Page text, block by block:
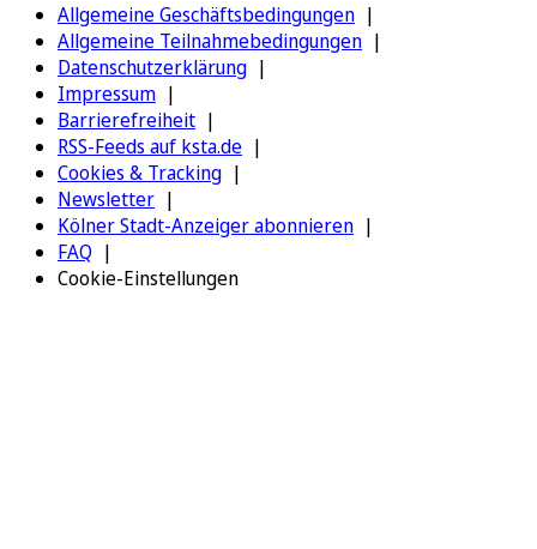
Allgemeine Geschäftsbedingungen
Allgemeine Teilnahmebedingungen
Datenschutzerklärung
Impressum
Barrierefreiheit
RSS-Feeds auf ksta.de
Cookies & Tracking
Newsletter
Kölner Stadt-Anzeiger abonnieren
FAQ
Cookie-Einstellungen